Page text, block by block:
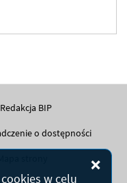
cookies w celu
Redakcja BIP
o dostępności